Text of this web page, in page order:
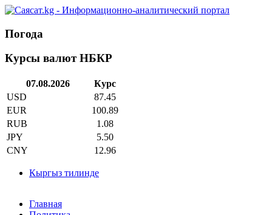
Погода
Курсы валют НБКР
07.08.2026
Курс
USD
87.45
EUR
100.89
RUB
1.08
JPY
5.50
CNY
12.96
Кыргыз тилинде
Главная